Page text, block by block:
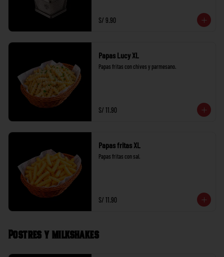
S/ 9.90
Papas Lucy XL
Papas fritas con chives y parmesano.
S/ 11.90
Papas fritas XL
Papas fritas con sal.
S/ 11.90
Postres y milkshakes